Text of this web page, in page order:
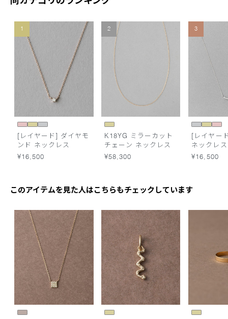
1
[レイヤード] ダイヤモ
ンド ネックレス
¥16,500
2
K18YG ミラーカット
チェーン ネックレス
¥58,300
3
[レイヤー
ネックレス
¥16,500
このアイテムを見た人はこちらもチェックしています